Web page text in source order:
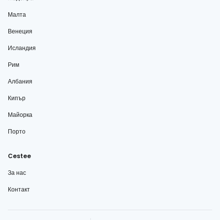
Малта
Венеция
Исландия
Рим
Албания
Кипър
Майорка
Порто
Cestee
За нас
Контакт